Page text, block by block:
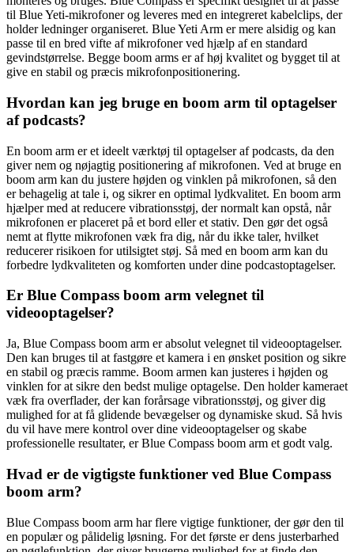
til Blue Yeti-mikrofoner og leveres med en integreret kabelclips, der
holder ledninger organiseret. Blue Yeti Arm er mere alsidig og kan
passe til en bred vifte af mikrofoner ved hjælp af en standard
gevindstørrelse. Begge boom arms er af høj kvalitet og bygget til at
give en stabil og præcis mikrofonpositionering.
Hvordan kan jeg bruge en boom arm til optagelser
af podcasts?
En boom arm er et ideelt værktøj til optagelser af podcasts, da den
giver nem og nøjagtig positionering af mikrofonen. Ved at bruge en
boom arm kan du justere højden og vinklen på mikrofonen, så den
er behagelig at tale i, og sikrer en optimal lydkvalitet. En boom arm
hjælper med at reducere vibrationsstøj, der normalt kan opstå, når
mikrofonen er placeret på et bord eller et stativ. Den gør det også
nemt at flytte mikrofonen væk fra dig, når du ikke taler, hvilket
reducerer risikoen for utilsigtet støj. Så med en boom arm kan du
forbedre lydkvaliteten og komforten under dine podcastoptagelser.
Er Blue Compass boom arm velegnet til
videooptagelser?
Ja, Blue Compass boom arm er absolut velegnet til videooptagelser.
Den kan bruges til at fastgøre et kamera i en ønsket position og sikre
en stabil og præcis ramme. Boom armen kan justeres i højden og
vinklen for at sikre den bedst mulige optagelse. Den holder kameraet
væk fra overflader, der kan forårsage vibrationsstøj, og giver dig
mulighed for at få glidende bevægelser og dynamiske skud. Så hvis
du vil have mere kontrol over dine videooptagelser og skabe
professionelle resultater, er Blue Compass boom arm et godt valg.
Hvad er de vigtigste funktioner ved Blue Compass
boom arm?
Blue Compass boom arm har flere vigtige funktioner, der gør den til
en populær og pålidelig løsning. For det første er dens justerbarhed